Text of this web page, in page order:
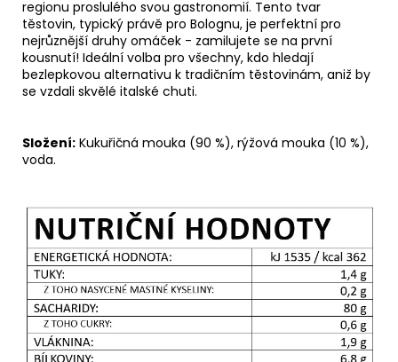
regionu proslulého svou gastronomií. Tento tvar
těstovin, typický právě pro Bolognu, je perfektní pro
nejrůznější druhy omáček - zamilujete se na první
kousnutí! Ideální volba pro všechny, kdo hledají
bezlepkovou alternativu k tradičním těstovinám, aniž by
se vzdali skvělé italské chuti.
Složení: Kukuřičná mouka (90 %), rýžová mouka (10 %),
voda.